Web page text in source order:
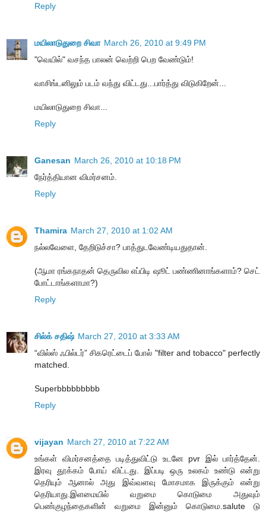
Reply
மயிலாடுதுறை சிவா March 26, 2010 at 9:49 PM
"வெயில்" வசந்த பாலன் வெற்றி பெற வேண்டும்!
வாசிங்டனிலும் படம் வந்து விட்டது...பார்த்து விடுகிறேன்...
மயிலாடுதுறை சிவா...
Reply
Ganesan March 26, 2010 at 10:18 PM
நேர்த்தியான விமர்சனம்.
Reply
Thamira March 27, 2010 at 1:02 AM
நல்லவேளை, தேறிடுச்சா? பாத்துடவேண்டியதுதான்.
(ஆமா ரங்கநாதன் தெருவில எப்பிடி ஷூட் பண்ணினாங்களாம்? செட்
போட்டாங்களாமா?)
Reply
சில்க் சதிஷ் March 27, 2010 at 3:33 AM
“வில்ஸ் ஃபில்டர்” சிகரெட்டைப் போல் "filter and tobacco" perfectly
matched.
Superbbbbbbbbb
Reply
vijayan March 27, 2010 at 7:22 AM
உங்கள் விமர்சனத்தை படித்துவிட்டு உடனே pvr இல் பார்த்தேன்.
இரவு தூக்கம் போய் விட்டது. இப்படி ஒரு உலகம் உண்டு என்று
தெரியும் ஆனால் அது இவ்வளவு மோசமாக இருக்கும் என்று
தெரியாது.இளமையில் வறுமை கொடுமை அதுவும்
பெண்குழந்தைகளின் வறுமை இன்னும் கொடுமை.salute டு